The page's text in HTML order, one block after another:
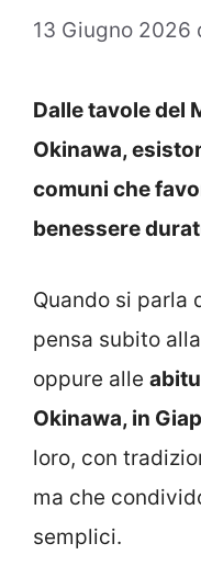
13 Giugno 2026
Dalle tavole del
Okinawa,
comuni che
benessere
Quando si parla
pensa subito
oppure alle
Okinawa, in
loro, con
ma che
semplici.